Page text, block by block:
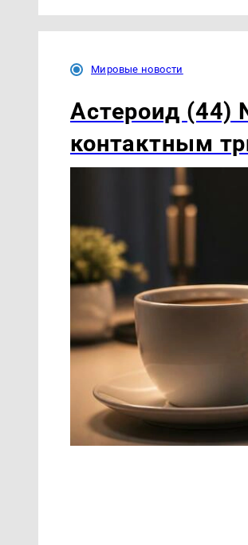
Мировые новости
Астероид (44)
контактным